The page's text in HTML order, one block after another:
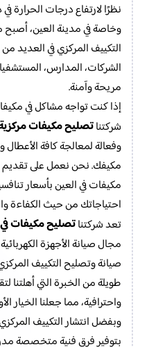
نظرًا لارتفاع درجات الحرارة
وخاصة في مدينة العين، أصبح
التكييف المركزي في العديد
الشركات، المدارس،
مريحة وآمنة.
إذا كنت تواجه مشاكل في
شركتناتصليح مكيفات
وفعالة لمعالجة كافة الأعطال
مكيفك. نحن نعمل على
مكيفات في العين بأسعار
احتياجاتك من حيث الكفاءة
تعد شركتناتصليح مكيفات
مجال صيانة الأجهزة
صيانة وتصليح التكييف
طويلة من الخبرة التي أهلتنا
واحترافية، مما جعلنا الخيار
وبفضل انتشار التكييف
بتوفير فرق فنية متخصصة